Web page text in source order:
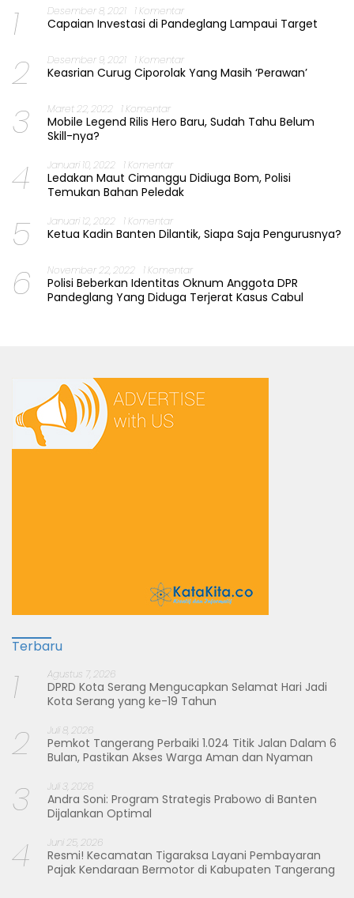
1 Desember 8, 2021 1 Komentar
Capaian Investasi di Pandeglang Lampaui Target
2 Desember 9, 2021 1 Komentar
Keasrian Curug Ciporolak Yang Masih ‘Perawan’
3 Maret 22, 2022 1 Komentar
Mobile Legend Rilis Hero Baru, Sudah Tahu Belum
Skill-nya?
4 Januari 10, 2022 1 Komentar
Ledakan Maut Cimanggu Didiuga Bom, Polisi
Temukan Bahan Peledak
5 Januari 12, 2022 1 Komentar
Ketua Kadin Banten Dilantik, Siapa Saja Pengurusnya?
6 November 22, 2022 1 Komentar
Polisi Beberkan Identitas Oknum Anggota DPR
Pandeglang Yang Diduga Terjerat Kasus Cabul
Terbaru
1 Agustus 7, 2026
DPRD Kota Serang Mengucapkan Selamat Hari Jadi
Kota Serang yang ke-19 Tahun
2 Juli 8, 2026
Pemkot Tangerang Perbaiki 1.024 Titik Jalan Dalam 6
Bulan, Pastikan Akses Warga Aman dan Nyaman
3 Juli 3, 2026
Andra Soni: Program Strategis Prabowo di Banten
Dijalankan Optimal
4 Juni 25, 2026
Resmi! Kecamatan Tigaraksa Layani Pembayaran
Pajak Kendaraan Bermotor di Kabupaten Tangerang